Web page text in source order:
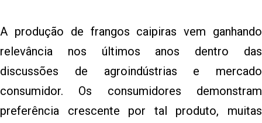
A produção de frangos caipiras vem ganhando
relevância nos últimos anos dentro das
discussões de agroindústrias e mercado
consumidor. Os consumidores demonstram
preferência crescente por tal produto, muitas